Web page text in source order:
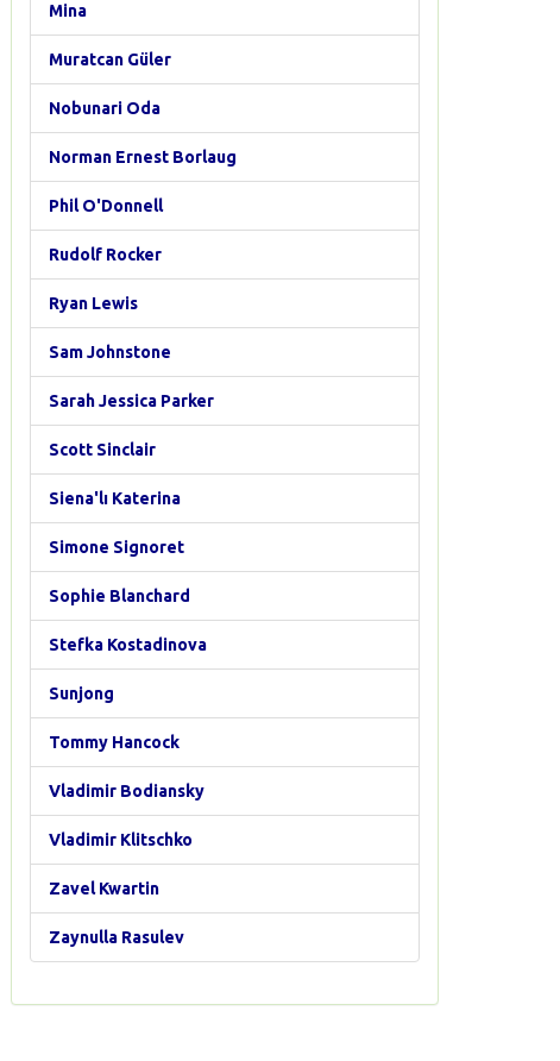
Mina
Muratcan Güler
Nobunari Oda
Norman Ernest Borlaug
Phil O'Donnell
Rudolf Rocker
Ryan Lewis
Sam Johnstone
Sarah Jessica Parker
Scott Sinclair
Siena'lı Katerina
Simone Signoret
Sophie Blanchard
Stefka Kostadinova
Sunjong
Tommy Hancock
Vladimir Bodiansky
Vladimir Klitschko
Zavel Kwartin
Zaynulla Rasulev